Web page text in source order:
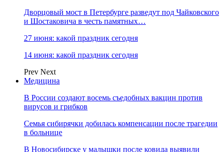
Дворцовый мост в Петербурге разведут под Чайковского
и Шостаковича в честь памятных…
27 июня: какой праздник сегодня
14 июня: какой праздник сегодня
Prev Next
Медицина
В России создают восемь съедобных вакцин против
вирусов и грибков
Семья сибирячки добилась компенсации после трагедии
в больнице
В Новосибирске у малышки после ковида выявили